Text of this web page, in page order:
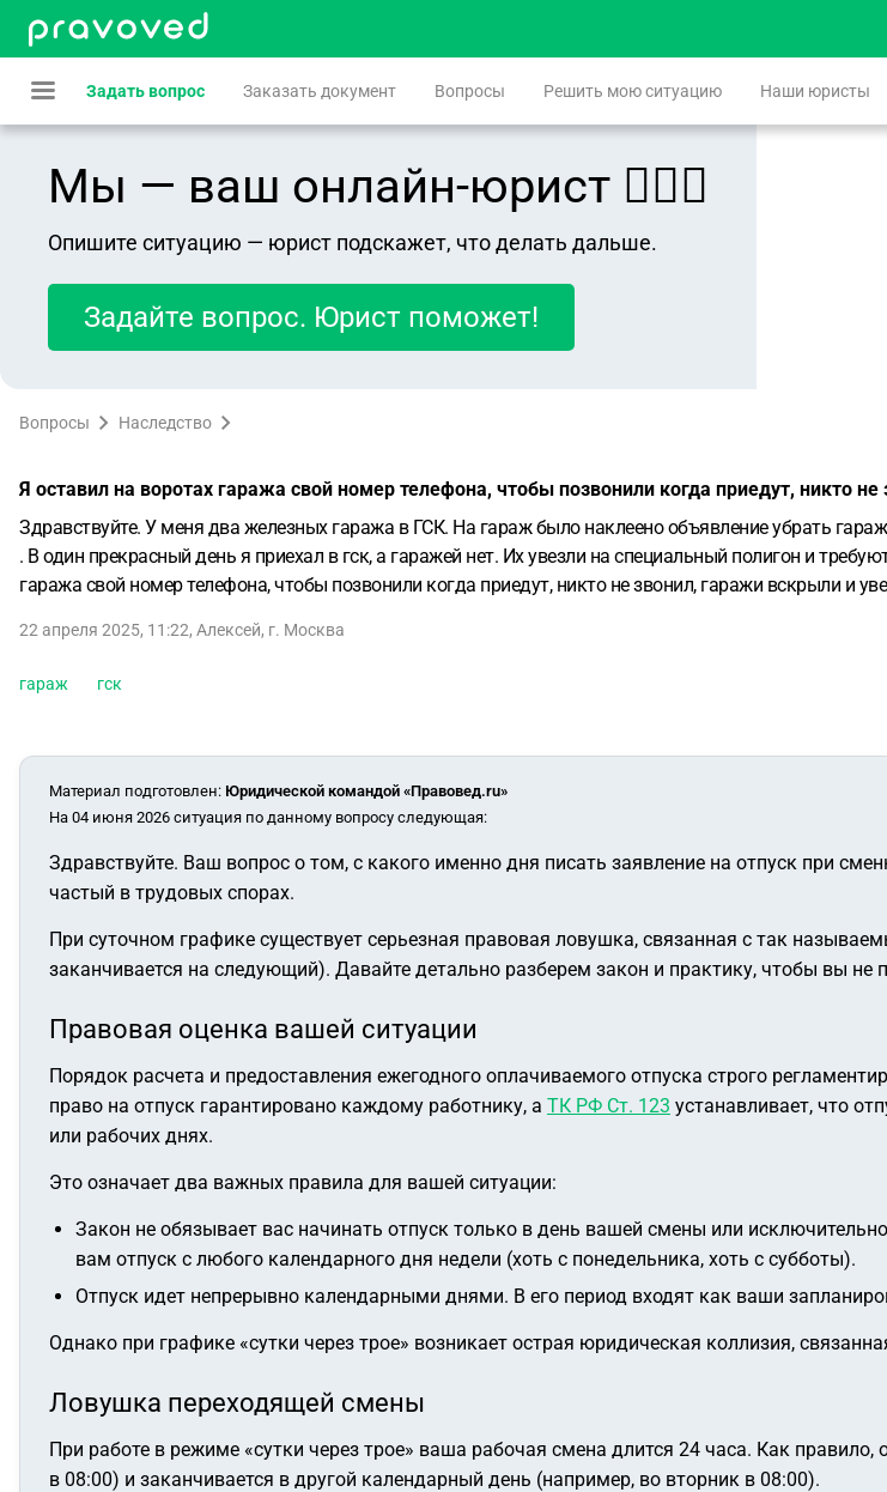
Задать вопрос Заказать документ Вопросы Решить мою ситуацию Наши юристы
Мы — ваш онлайн-юрист 👨🏻‍⚖️
Опишите ситуацию — юрист подскажет, что делать дальше.
Задайте вопрос. Юрист поможет!
Вопросы Наследство
Я оставил на воротах гаража свой номер телефона, чтобы позвонили когда приедут, никто
Здравствуйте. У меня два железных гаража в ГСК. На гараж было наклеено объявление убрать
. В один прекрасный день я приехал в гск, а гаражей нет. Их увезли на специальный полигон и
гаража свой номер телефона, чтобы позвонили когда приедут, никто не звонил, гаражи вскрыли и
22 апреля 2025, 11:22, Алексей, г. Москва
гараж гск
Материал подготовлен: Юридической командой «Правовед.ru»
На 04 июня 2026 ситуация по данному вопросу следующая:
Здравствуйте. Ваш вопрос о том, с какого именно дня писать заявление на отпуск при
частый в трудовых спорах.
При суточном графике существует серьезная правовая ловушка, связанная с так
заканчивается на следующий). Давайте детально разберем закон и практику, чтобы вы не
Правовая оценка вашей ситуации
Порядок расчета и предоставления ежегодного оплачиваемого отпуска строго
право на отпуск гарантировано каждому работнику, а ТК РФ Ст. 123 устанавливает, что
или рабочих днях.
Это означает два важных правила для вашей ситуации:
Закон не обязывает вас начинать отпуск только в день вашей смены или
вам отпуск с любого календарного дня недели (хоть с понедельника, хоть с субботы).
Отпуск идет непрерывно календарными днями. В его период входят как ваши
Однако при графике «сутки через трое» возникает острая юридическая коллизия,
Ловушка переходящей смены
При работе в режиме «сутки через трое» ваша рабочая смена длится 24 часа. Как
в 08:00) и заканчивается в другой календарный день (например, во вторник в 08:00).